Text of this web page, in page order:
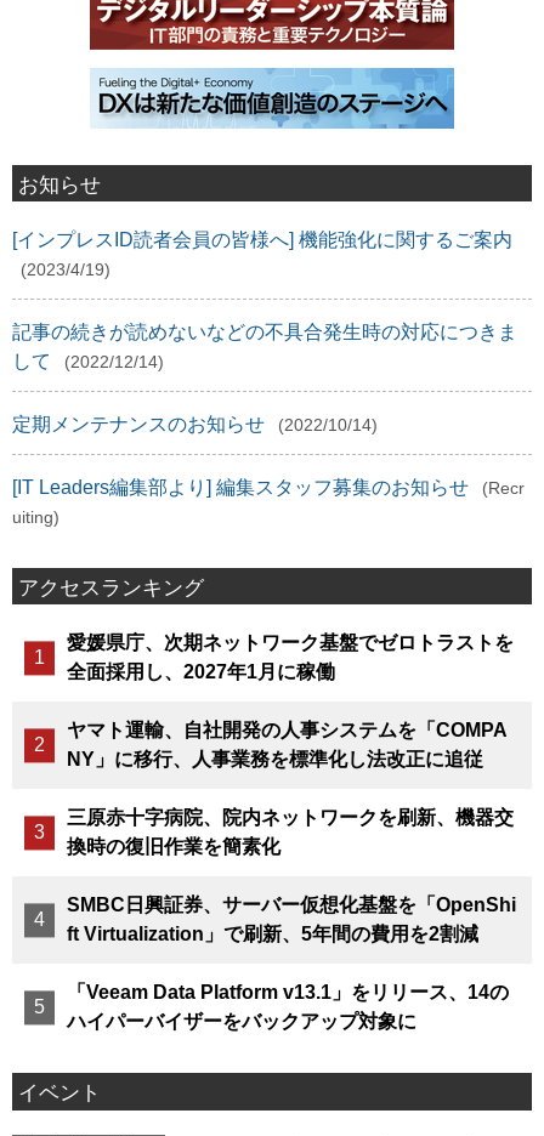
お知らせ
[インプレスID読者会員の皆様へ] 機能強化に関するご案内
(2023/4/19)
記事の続きが読めないなどの不具合発生時の対応につきま
して
(2022/12/14)
定期メンテナンスのお知らせ (2022/10/14)
[IT Leaders編集部より] 編集スタッフ募集のお知らせ
(Recr
uiting)
アクセスランキング
愛媛県庁、次期ネットワーク基盤でゼロトラストを
全面採用し、2027年1月に稼働
ヤマト運輸、自社開発の人事システムを「COMPA
NY」に移行、人事業務を標準化し法改正に追従
三原赤十字病院、院内ネットワークを刷新、機器交
換時の復旧作業を簡素化
SMBC日興証券、サーバー仮想化基盤を「OpenShi
ft Virtualization」で刷新、5年間の費用を2割減
「Veeam Data Platform v13.1」をリリース、14の
ハイパーバイザーをバックアップ対象に
イベント